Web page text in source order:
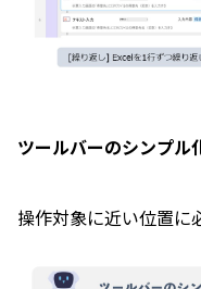
ツールバーのシンプル
操作対象に近い位置に